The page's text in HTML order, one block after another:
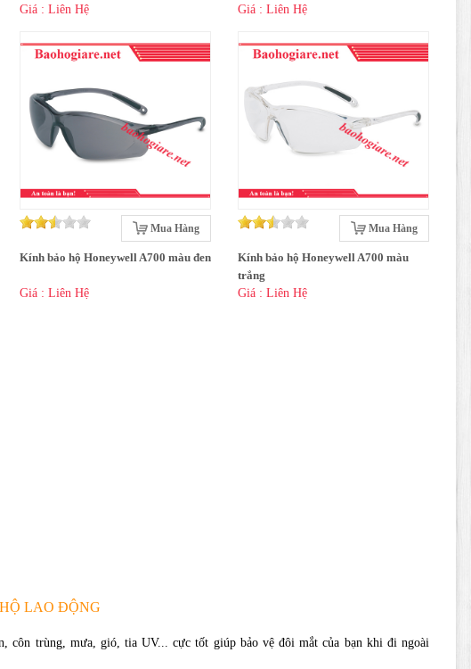
Giá : Liên Hệ Giá : Liên Hệ
Mua Hàng
Kính bảo hộ Honeywell A700 màu đen
Giá : Liên Hệ
Mua Hàng
Kính bảo hộ Honeywell A700 màu
trắng
Giá : Liên Hệ
LAO ĐỘNG
côn trùng, mưa, gió, tia UV... cực tốt giúp bảo vệ đôi mắt của bạn khi đi ngoài